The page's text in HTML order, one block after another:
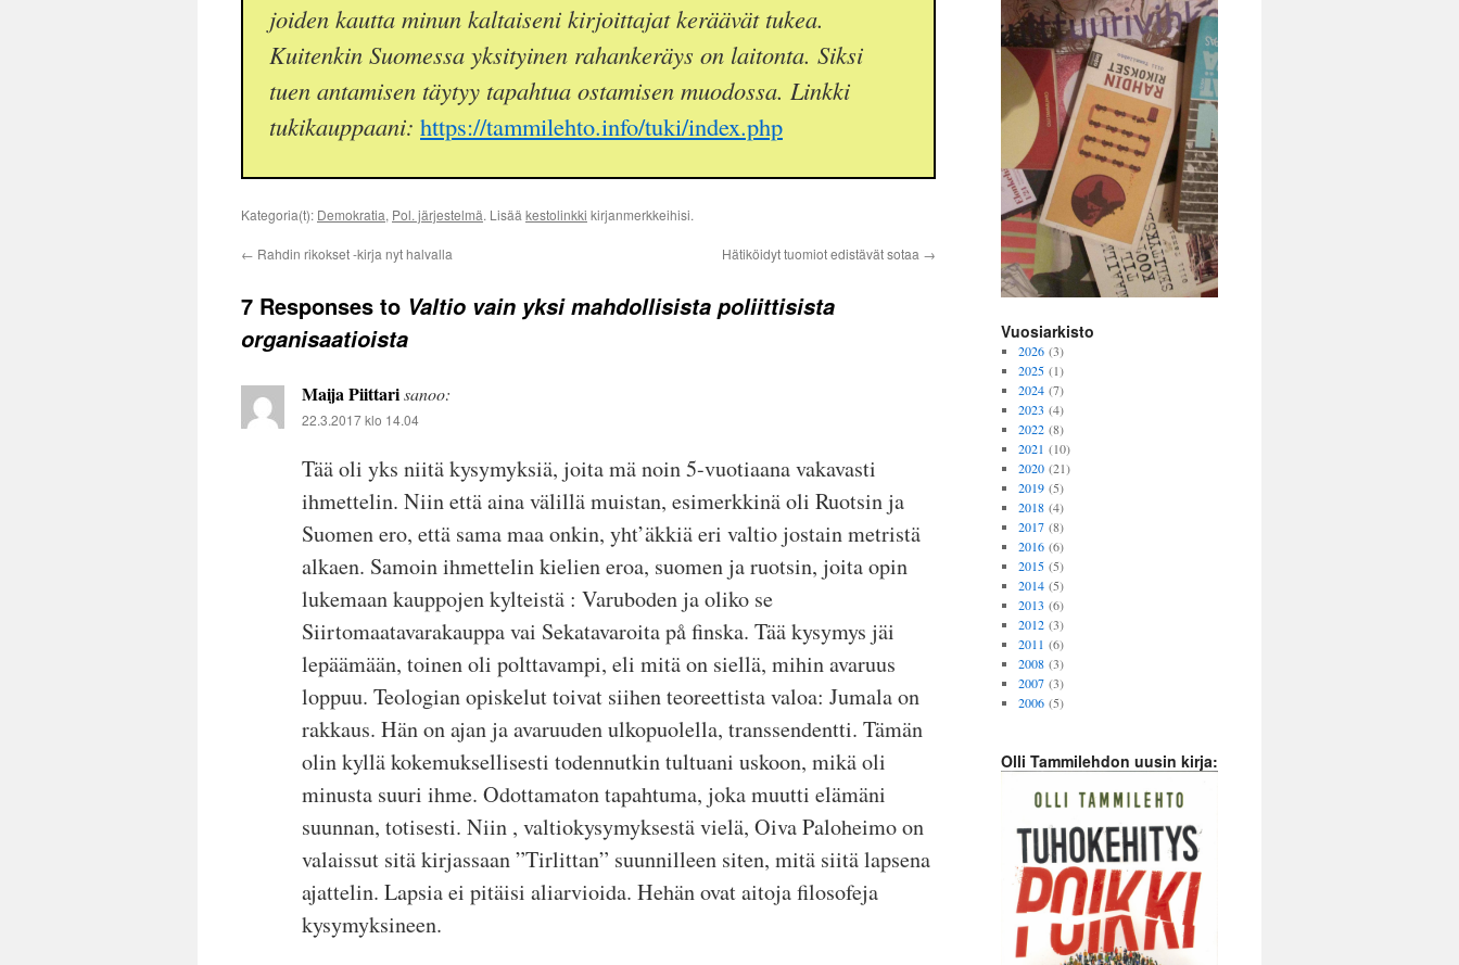
joiden kautta minun kaltaiseni kirjoittajat keräävät tukea.
Kuitenkin Suomessa yksityinen rahankeräys on laitonta. Siksi
tuen antamisen täytyy tapahtua ostamisen muodossa. Linkki
tukikauppaani: https://tammilehto.info/tuki/index.php
Kategoria(t): Demokratia, Pol. järjestelmä. Lisää kestolinkki kirjanmerkkeihisi.
← Rahdin rikokset -kirja nyt halvalla Hätiköidyt tuomiot edistävät sotaa →
7 Responses to Valtio vain yksi mahdollisista poliittisista
organisaatioista
Maija Piittarisanoo:
22.3.2017 klo 14.04
Tää oli yks niitä kysymyksiä, joita mä noin 5-vuotiaana vakavasti
ihmettelin. Niin että aina välillä muistan, esimerkkinä oli Ruotsin ja
Suomen ero, että sama maa onkin, yht’äkkiä eri valtio jostain metristä
alkaen. Samoin ihmettelin kielien eroa, suomen ja ruotsin, joita opin
lukemaan kauppojen kylteistä : Varuboden ja oliko se
Siirtomaatavarakauppa vai Sekatavaroita på finska. Tää kysymys jäi
lepäämään, toinen oli polttavampi, eli mitä on siellä, mihin avaruus
loppuu. Teologian opiskelut toivat siihen teoreettista valoa: Jumala on
rakkaus. Hän on ajan ja avaruuden ulkopuolella, transsendentti. Tämän
olin kyllä kokemuksellisesti todennutkin tultuani uskoon, mikä oli
minusta suuri ihme. Odottamaton tapahtuma, joka muutti elämäni
suunnan, totisesti. Niin , valtiokysymyksestä vielä, Oiva Paloheimo on
valaissut sitä kirjassaan ”Tirlittan” suunnilleen siten, mitä siitä lapsena
ajattelin. Lapsia ei pitäisi aliarvioida. Hehän ovat aitoja filosofeja
kysymyksineen.
Vuosiarkisto
2026(3)
2025(1)
2024(7)
2023 (4)
2022(8)
2021 (10)
2020(21)
2019(5)
2018(4)
2017(8)
2016(6)
2015(5)
2014(5)
2013 (6)
2012(3)
2011 (6)
2008(3)
2007(3)
2006(5)
Olli Tammilehdon uusin kirja: